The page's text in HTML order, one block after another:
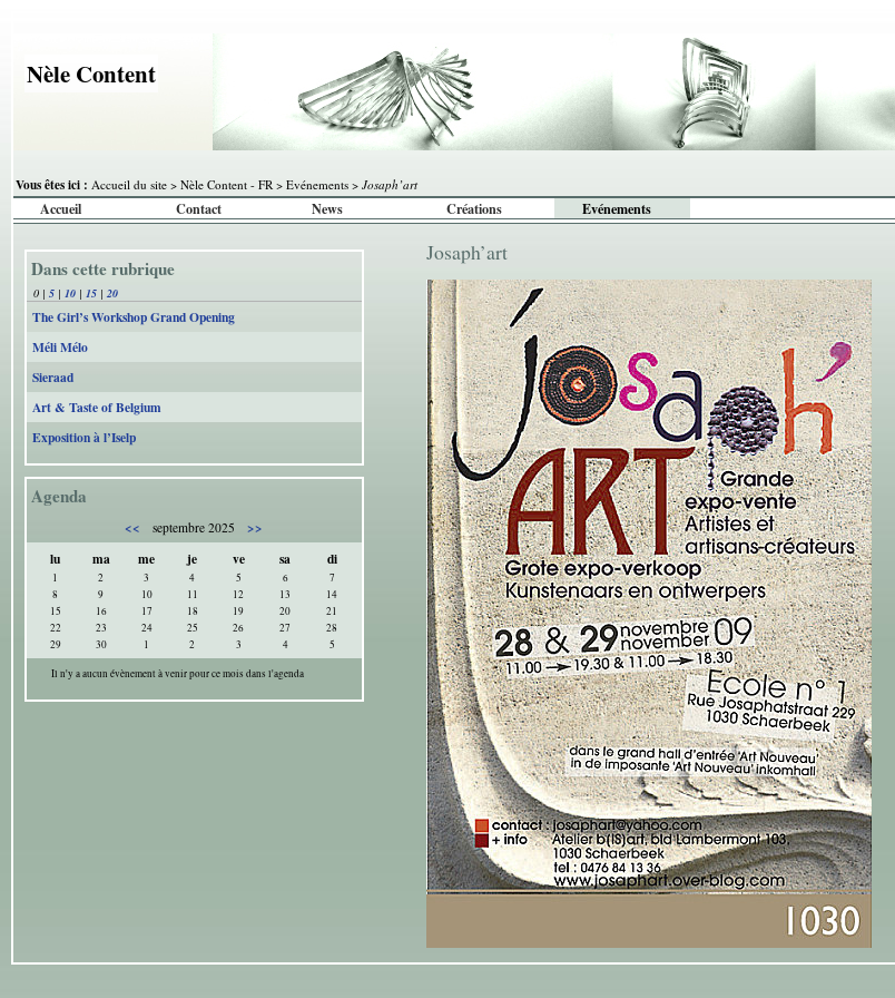
Nèle Content
Vous êtes ici : Accueil du site > Nèle Content - FR > Evénements > Josaph’art
Accueil Contact News Créations Evénements
Dans cette rubrique
0 | 5 | 10 | 15 | 20
The Girl’s Workshop Grand Opening
Méli Mélo
Sieraad
Art & Taste of Belgium
Exposition à l’Iselp
Agenda
<< septembre 2025
>>
lu
ma me je ve sa di
1 2 3 4 5 6
7
8
9 10 11 12 13
14
15
16 17 18 19 20
21
22
23 24 25 26 27
28
29
30 1 2 3 4
5
Il n'y a aucun évènement à venir pour ce mois dans l'agenda
Josaph’art